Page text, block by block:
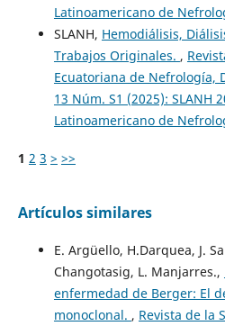
Latinoamericano de
SLANH, Hemodiálisis,
Trabajos Originales. ,
Ecuatoriana de Nefrología,
13 Núm. S1 (2025): SLANH
Latinoamericano de
1 2 3 > >>
Artículos similares
E. Argüello, H.Darquea, J.
Changotasig, L. Manjarres.,
enfermedad de Berger: El
monoclonal. , Revista de la